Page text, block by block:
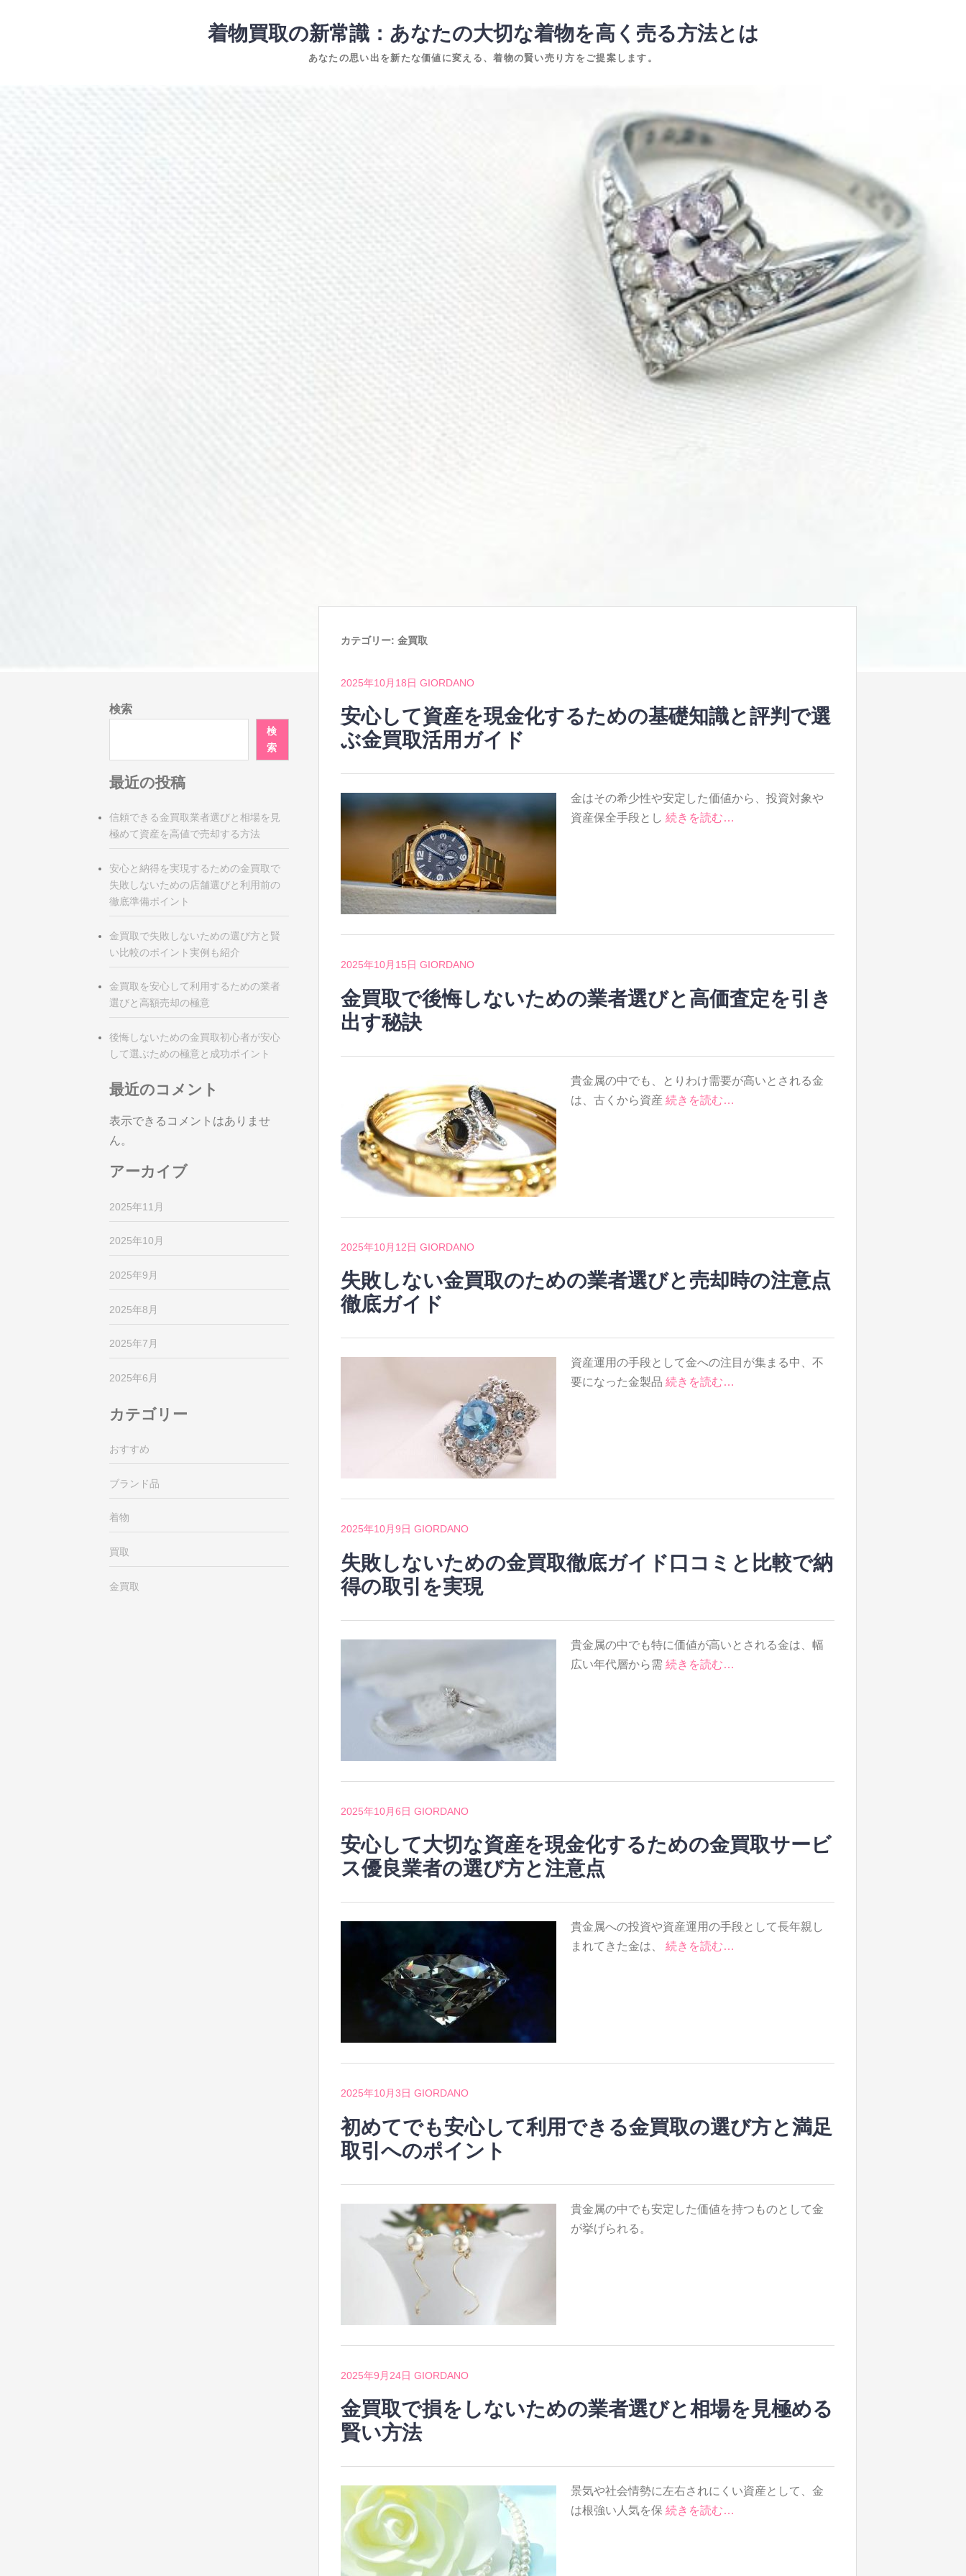
着物買取の新常識：あなたの大切な着物を高く売る方法とは
あなたの思い出を新たな価値に変える、着物の賢い売り方をご提案します。
カテゴリー:金買取
2025年10月18日 GIORDANO
安心して資産を現金化するための基礎知識と評判で選
ぶ金買取活用ガイド
金はその希少性や安定した価値から、投資対象や
資産保全手段とし続きを読む…
2025年10月15日 GIORDANO
金買取で後悔しないための業者選びと高価査定を引き
出す秘訣
貴金属の中でも、とりわけ需要が高いとされる金
は、古くから資産続きを読む…
2025年10月12日 GIORDANO
失敗しない金買取のための業者選びと売却時の注意点
徹底ガイド
資産運用の手段として金への注目が集まる中、不
要になった金製品続きを読む…
2025年10月9日 GIORDANO
失敗しないための金買取徹底ガイド口コミと比較で納
得の取引を実現
貴金属の中でも特に価値が高いとされる金は、幅
広い年代層から需続きを読む…
2025年10月6日 GIORDANO
安心して大切な資産を現金化するための金買取サービ
ス優良業者の選び方と注意点
貴金属への投資や資産運用の手段として長年親し
まれてきた金は、続きを読む…
2025年10月3日 GIORDANO
初めてでも安心して利用できる金買取の選び方と満足
取引へのポイント
貴金属の中でも安定した価値を持つものとして金
が挙げられる。
2025年9月24日 GIORDANO
金買取で損をしないための業者選びと相場を見極める
賢い方法
景気や社会情勢に左右されにくい資産として、金
は根強い人気を保続きを読む…
検索
検
索
最近の投稿
信頼できる金買取業者選びと相場を見
極めて資産を高値で売却する方法
安心と納得を実現するための金買取で
失敗しないための店舗選びと利用前の
徹底準備ポイント
金買取で失敗しないための選び方と賢
い比較のポイント実例も紹介
金買取を安心して利用するための業者
選びと高額売却の極意
後悔しないための金買取初心者が安心
して選ぶための極意と成功ポイント
最近のコメント
表示できるコメントはありませ
ん。
アーカイブ
2025年11月
2025年10月
2025年9月
2025年8月
2025年7月
2025年6月
カテゴリー
おすすめ
ブランド品
着物
買取
金買取